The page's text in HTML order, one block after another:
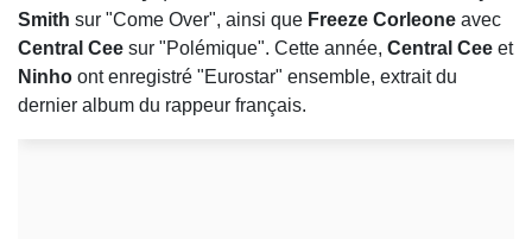
Smith sur "Come Over", ainsi que Freeze Corleone avec
Central Cee sur "Polémique". Cette année, Central Cee et
Ninho ont enregistré "Eurostar" ensemble, extrait du
dernier album du rappeur français.